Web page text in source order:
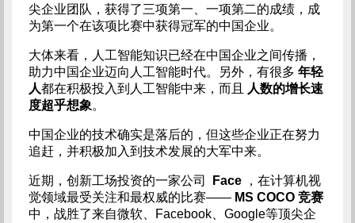
尖企业团队，获得了三项第一、一项第二的成绩，成
为第一个在该项比赛中获得冠军的中国企业。
大体来看，人工智能知识已经在中国企业之间传播，
助力中国企业迈向人工智能时代。另外，有很多 年轻
人都在积极投入到人工智能中来，而且
人数的增长速
度超乎想象。
中国企业的技术确实是落后的，但这些企业正在努力
追赶，并积极加入到技术发展的大军中来。
近期，创新工场投资的一家公司 Face，在计算机视
觉领域最受关注和最权威的比赛—— MS COCO 竞赛
中，战胜了来自微软、Facebook、Google等顶尖企